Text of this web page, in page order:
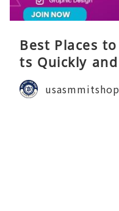
Best Places
ts Quickly
Guide
usasmmitshop